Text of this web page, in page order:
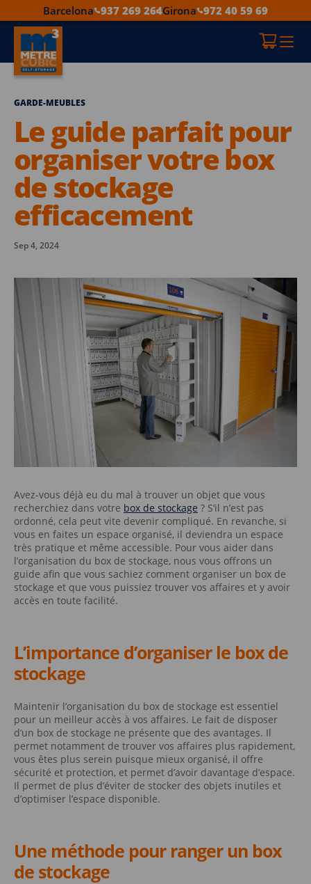
Barcelona 937 269 264Girona 972 40 59 69
GARDE-MEUBLES
Le guide parfait pour
organiser votre box
de stockage
efficacement
Sep 4, 2024
Avez-vous déjà eu du mal à trouver un objet que vous
recherchiez dans votre box de stockage ? S’il n’est pas
ordonné, cela peut vite devenir compliqué. En revanche, si
vous en faites un espace organisé, il deviendra un espace
très pratique et même accessible. Pour vous aider dans
l’organisation du box de stockage, nous vous offrons un
guide afin que vous sachiez comment organiser un box de
stockage et que vous puissiez trouver vos affaires et y avoir
accès en toute facilité.
L’importance d’organiser le box de
stockage
Maintenir l’organisation du box de stockage est essentiel
pour un meilleur accès à vos affaires. Le fait de disposer
d’un box de stockage ne présente que des avantages. Il
permet notamment de trouver vos affaires plus rapidement,
vous êtes plus serein puisque mieux organisé, il offre
sécurité et protection, et permet d’avoir davantage d’espace.
Il permet de plus d’éviter de stocker des objets inutiles et
d’optimiser l’espace disponible.
Une méthode pour ranger un box
de stockage